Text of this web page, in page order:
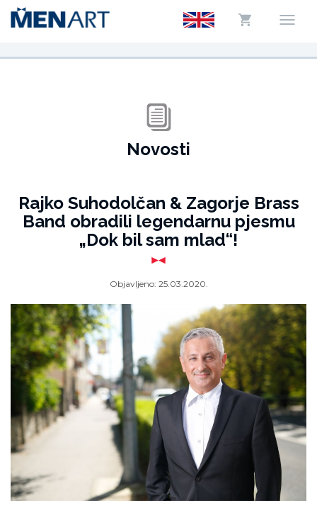
Novosti
Rajko Suhodolčan & Zagorje Brass
Band obradili legendarnu pjesmu
„Dok bil sam mlad“!
Objavljeno: 25.03.2020.